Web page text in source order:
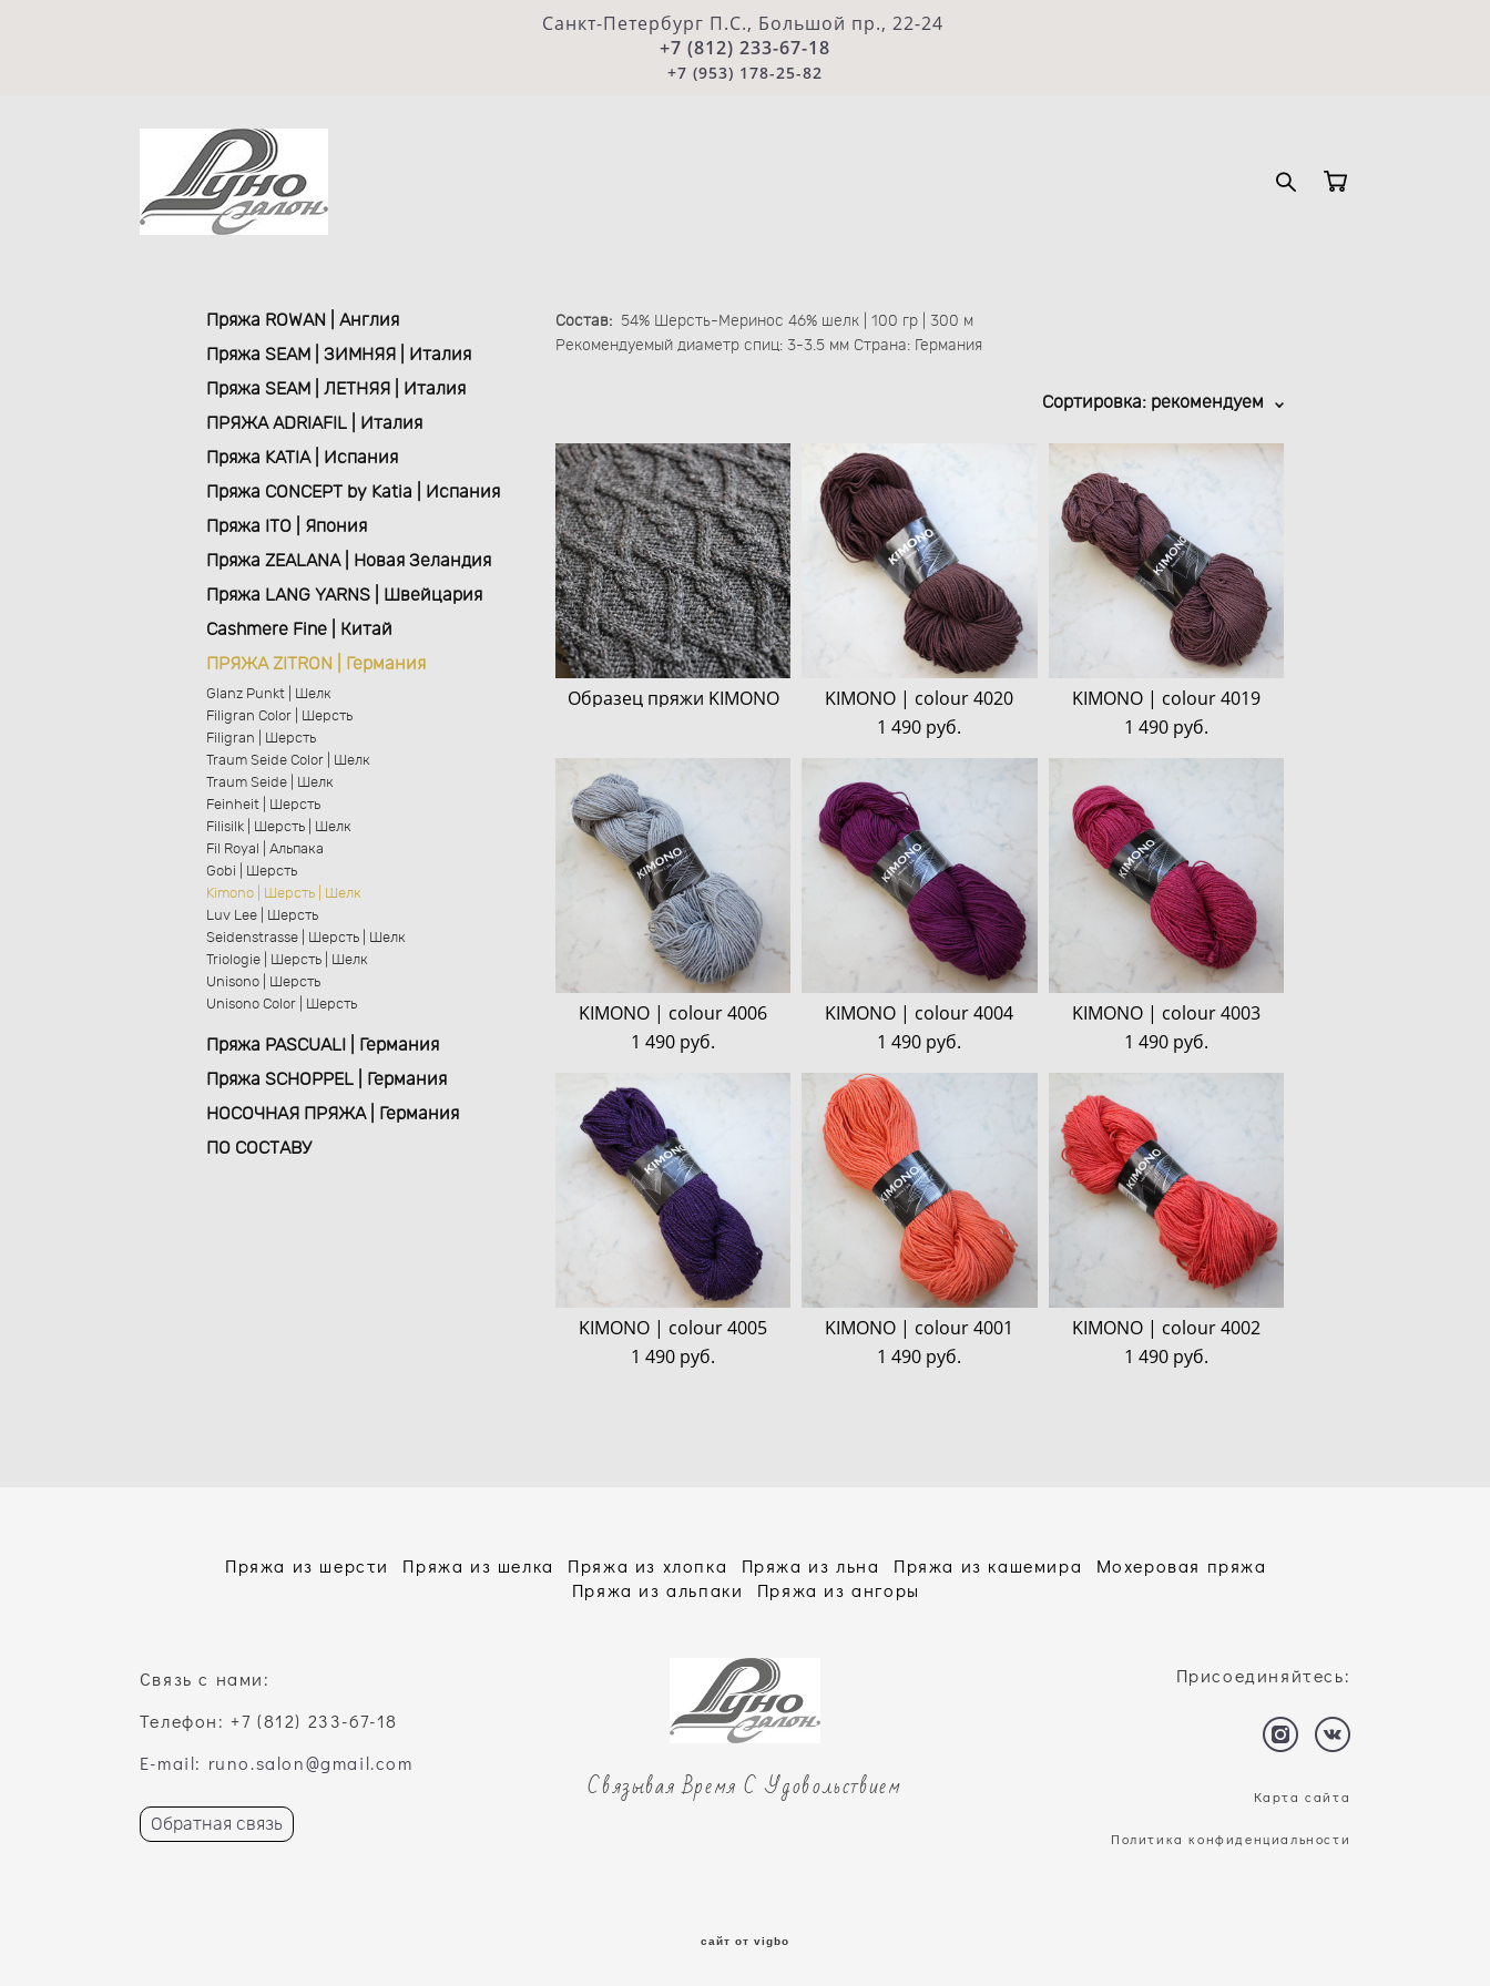
Санкт-Петербург П.С., Большой пр., 22-24
+7 (812) 233-67-18
+7 (953) 178-25-82
Пряжа ROWAN | Англия
Пряжа SEAM | ЗИМНЯЯ | Италия
Пряжа SEAM | ЛЕТНЯЯ | Италия
ПРЯЖА ADRIAFIL | Италия
Пряжа KATIA | Испания
Пряжа CONCEPT by Katia | Испания
Пряжа ITO | Япония
Пряжа ZEALANA | Новая Зеландия
Пряжа LANG YARNS | Швейцария
Cashmere Fine | Китай
ПРЯЖА ZITRON | Германия
Glanz Punkt | Шелк
Filigran Color | Шерсть
Filigran | Шерсть
Traum Seide Color | Шелк
Traum Seide | Шелк
Feinheit | Шерсть
Filisilk | Шерсть | Шелк
Fil Royal | Альпака
Gobi | Шерсть
Kimono | Шерсть | Шелк
Luv Lee | Шерсть
Seidenstrasse | Шерсть | Шелк
Triologie | Шерсть | Шелк
Unisono | Шерсть
Unisono Color | Шерсть
Пряжа PASCUALI | Германия
Пряжа SCHOPPEL | Германия
НОСОЧНАЯ ПРЯЖА | Германия
ПО СОСТАВУ
Состав: 54% Шерсть-Меринос 46% шелк | 100 гр | 300 м
Рекомендуемый диаметр спиц: 3-3.5 мм Страна: Германия
Сортировка: рекомендуем
Образец пряжи KIMONO
KIMONO | colour 4020
1 490 pуб.
KIMONO | colour 4019
1 490 pуб.
KIMONO | colour 4006
1 490 pуб.
KIMONO | colour 4004
1 490 pуб.
KIMONO | colour 4003
1 490 pуб.
KIMONO | colour 4005
1 490 pуб.
KIMONO | colour 4001
1 490 pуб.
KIMONO | colour 4002
1 490 pуб.
Пряжа из шерсти Пряжа из шелка Пряжа из хлопка Пряжа из льна Пряжа из кашемира
Мохеровая пряжа
Пряжа из альпаки
Пряжа из ангоры
Связь с нами:
Телефон: +7 (812) 233-67-18
E-mail: runo.salon@gmail.com
Обратная связь
Связывая Время С Удовольствием
Присоединяйтесь:
Карта сайта
Политика конфиденциальности
сайт от vigbo